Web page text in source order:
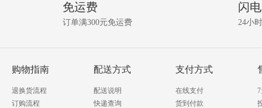
我要提问
免运费
订单满300元免运费
闪
24小
购物指南
退换货流程
订购流程
配送方式
配送说明
快递查询
支付方式
在线支付
货到付款